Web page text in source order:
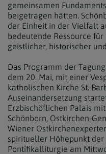
gemeinsamen
beigetragen hätten.
der Einheit in der Vielfalt
bedeutende Ressource
geistlicher, historischer
Das Programm der
dem 20. Mai, mit einer
katholischen Kirche St.
Auseinandersetzung
Erzbischöflichen Palais
Schönborn, Ostkirchen-
Wiener
spiritueller Höhepunkt der
Pontifikalliturgie am